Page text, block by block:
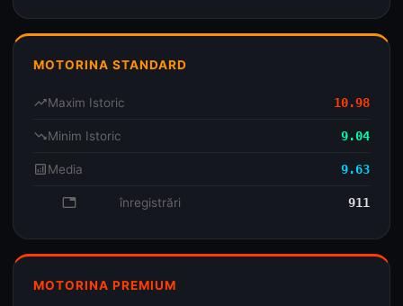
MOTORINA STANDARD
trending_upMaxim Istoric 10.98
trending_downMinim Istoric 9.04
analyticsMedia 9.63
database înregistrări 911
MOTORINA PREMIUM